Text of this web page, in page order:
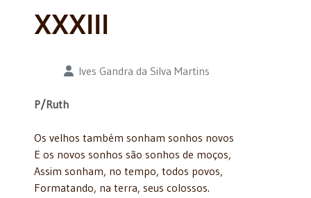
XXXIII
Detalhes Ives Gandra da Silva Martins
P/Ruth
Os velhos também sonham sonhos novos
E os novos sonhos são sonhos de moços,
Assim sonham, no tempo, todos povos,
Formatando, na terra, seus colossos.